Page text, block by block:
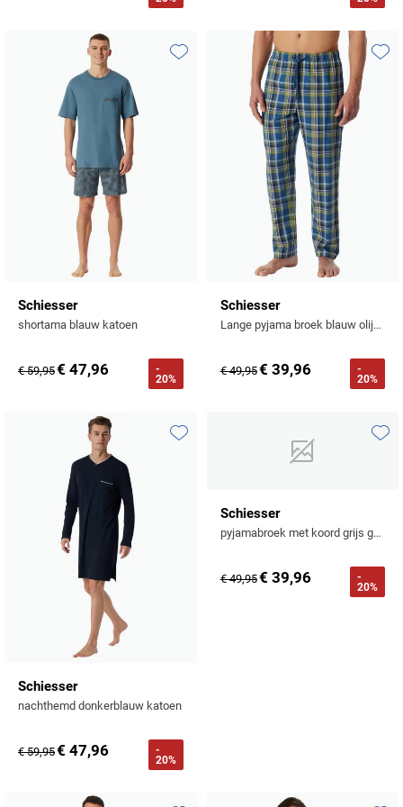
Schiesser
shortama blauw katoen
€ 59,95€ 47,96
-
20%
Toevoegen aan favorieten
Schiesser
Lange pyjama broek blauw olijfgroen regular fit
€ 49,95€ 39,96
-
20%
Schiesser
nachthemd donkerblauw katoen
€ 59,95€ 47,96
-
20%
Toevoegen aan favorieten
Schiesser
pyjamabroek met koord grijs gestreept normale fit
€ 49,95€ 39,96
-
20%